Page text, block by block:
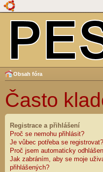
Obsah fóra
Často
Registrace a přihlášení
Proč se nemohu přihlásit?
Je vůbec potřeba se registrovat?
Proč jsem automaticky
Jak zabráním, aby se moje
přihlášených?